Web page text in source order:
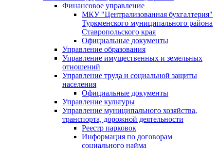
Финансовое управление
МКУ "Централизованная бухгалтерия"
Туркменского муниципального района
Ставропольского края
Официальные документы
Управление образования
Управление имущественных и земельных
отношений
Управление труда и социальной защиты
населения
Официальные документы
Управление культуры
Управление муниципального хозяйства,
транспорта, дорожной деятельности
Реестр парковок
Информация по договорам
социального найма